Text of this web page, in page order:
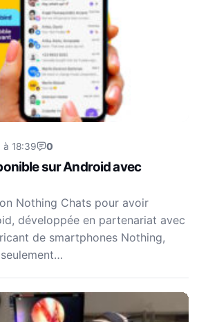
à 18:39 0
sur Android avec
Nothing Chats pour avoir
développée en partenariat avec
de smartphones Nothing,